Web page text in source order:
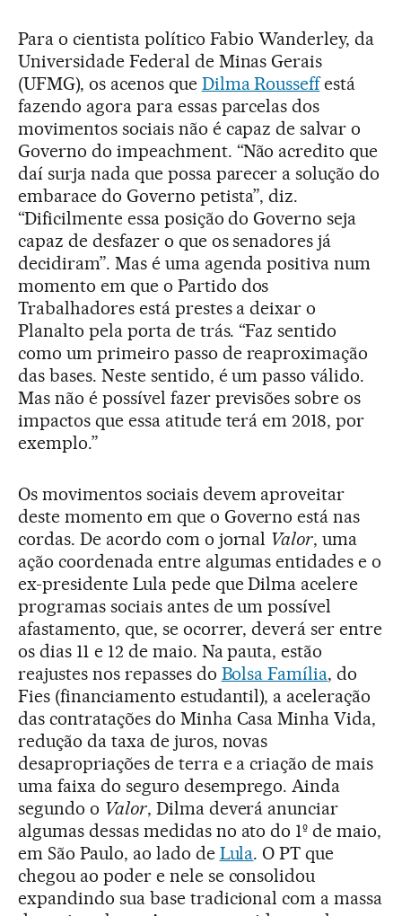
Para o cientista político Fabio Wanderley, da
Universidade Federal de Minas Gerais
(UFMG), os acenos que Dilma Rousseffestá
fazendo agora para essas parcelas dos
movimentos sociais não é capaz de salvar o
Governo do impeachment. “Não acredito que
daí surja nada que possa parecer a solução do
embarace do Governo petista”, diz.
“Dificilmente essa posição do Governo seja
capaz de desfazer o que os senadores já
decidiram”. Mas é uma agenda positiva num
momento em que o Partido dos
Trabalhadores está prestes a deixar o
Planalto pela porta de trás. “Faz sentido
como um primeiro passo de reaproximação
das bases. Neste sentido, é um passo válido.
Mas não é possível fazer previsões sobre os
impactos que essa atitude terá em 2018, por
exemplo.”
Os movimentos sociais devem aproveitar
deste momento em que o Governo está nas
cordas. De acordo com o jornal Valor, uma
ação coordenada entre algumas entidades e o
ex-presidente Lula pede que Dilma acelere
programas sociais antes de um possível
afastamento, que, se ocorrer, deverá ser entre
os dias 11 e 12 de maio. Na pauta, estão
reajustes nos repasses do Bolsa Família, do
Fies (financiamento estudantil), a aceleração
das contratações do Minha Casa Minha Vida,
redução da taxa de juros, novas
desapropriações de terra e a criação de mais
uma faixa do seguro desemprego. Ainda
segundo o Valor, Dilma deverá anunciar
algumas dessas medidas no ato do 1º de maio,
em São Paulo, ao lado de Lula. O PT que
chegou ao poder e nele se consolidou
expandindo sua base tradicional com a massa